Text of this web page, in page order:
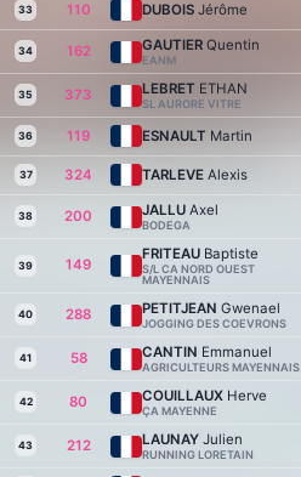
33 110 DUBOIS Jérôme
34 162 GAUTIER Quentin
EANM
35 373 LEBRET ETHAN
SL AURORE VITRE
36 119 ESNAULT Martin
37 324 TARLEVE Alexis
38 200 JALLU Axel
BODEGA
39 149
FRITEAU Baptiste
S/L CA NORD OUEST
MAYENNAIS
40 288 PETITJEAN Gwenael
JOGGING DES COEVRONS
41 58 CANTIN Emmanuel
AGRICULTEURS MAYENNAIS
42 80 COUILLAUX Herve
ÇA MAYENNE
43 212 LAUNAY Julien
RUNNING LORETAIN